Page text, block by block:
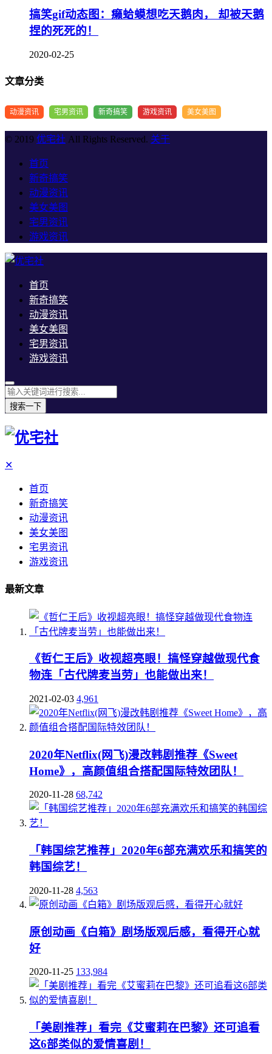
搞笑gif动态图：癞蛤蟆想吃天鹅肉， 却被天鹅
捏的死死的！
2020-02-25
文章分类
动漫资讯 宅男资讯 新奇搞笑 游戏资讯 美女美图
© 2019 优宅社 All Rights Reserved. 关于
首页
新奇搞笑
动漫资讯
美女美图
宅男资讯
游戏资讯
首页
新奇搞笑
动漫资讯
美女美图
宅男资讯
游戏资讯
搜索一下
✕
首页
新奇搞笑
动漫资讯
美女美图
宅男资讯
游戏资讯
最新文章
《哲仁王后》收视超亮眼！搞怪穿越做现代食
物连「古代牌麦当劳」也能做出来！
2021-02-03 4,961
2020年Netflix(网飞)漫改韩剧推荐《Sweet
Home》，高颜值组合搭配国际特效团队！
2020-11-28 68,742
「韩国综艺推荐」2020年6部充满欢乐和搞笑的
韩国综艺！
2020-11-28 4,563
原创动画《白箱》剧场版观后感，看得开心就
好
2020-11-25 133,984
「美剧推荐」看完《艾蜜莉在巴黎》还可追看
这6部类似的爱情喜剧！